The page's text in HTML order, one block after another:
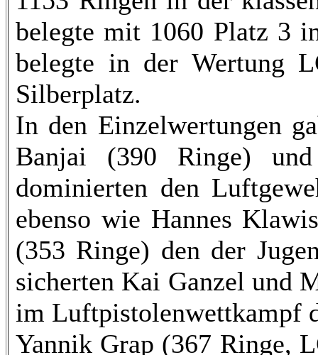
belegte mit 1060 Platz 3
belegte in der Wertung
Silberplatz.
In den Einzelwertungen
Banjai (390 Ringe)
dominierten den
ebenso wie Hannes
(353 Ringe) den der
sicherten Kai Ganzel und
im Luftpistolenwettkampf
Yannik Grap (367 Ringe,